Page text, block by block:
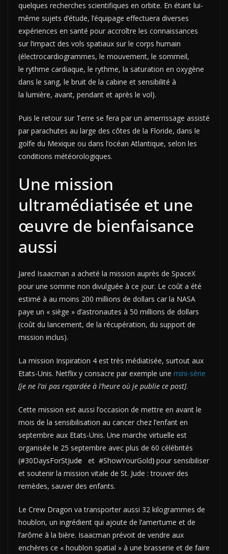
quelques recherches scientifiques en orbite. En étant lui-
même sujets d’étude, l’équipage effectuera diverses
expériences en santé pour accroître les connaissances
sur l’impact des vols spatiaux sur le corps humain
(électrocardiogrammes, le mouvement, le sommeil,
le rythme cardiaque, le rythme, la saturation en oxygène
dans le sang, le bruit de la cabine et sensibilité à
la lumière, avant, pendant et après le vol).
Puis le retour sur Terre se fera par un amerrissage assisté
par parachutes au large des côtes de la Floride, dans le
golfe du Mexique ou dans l’océan Atlantique, selon les
conditions météorologiques.
Une mission
ultramédiatisée et une
œuvre de bienfaisance
aussi
Jared Isaacman a acheté la mission auprès de SpaceX
pour une somme non divulguée à ce jour. Le coût a été
estimé à au moins 200 millions de dollars car la NASA
paye un « siège » d’astronautes à 50 millions de dollars
(coût du lancement, de la récupération, du support de
mission inclus).
La mission Inspiration 4 est très médiatisée, surtout aux
Etats-Unis. Netflix y consacre par exemple une mini-série
[je ne l’ai pas regardée à l’heure où je publie ce post].
Cette mission est aussi l’occasion de mettre en avant le
mois de la sensibilisation au cancer chez l’enfant en
septembre aux Etats-Unis. Une marche virtuelle est
organisée le 25 septembre avec plus de 60 célébrités
(#30DaysForStJude et #ShowYourGold) pour sensibiliser
et soutenir la mission vitale de St. Jude : trouver des
remèdes, sauver des enfants.
Le Crew Dragon va transporter aussi 32 kilogrammes de
houblon, un ingrédient qui ajoute de l’amertume et de
l’arôme à la bière. Isaacman prévoit de vendre aux
enchères ce « houblon spatial » à une brasserie et de faire